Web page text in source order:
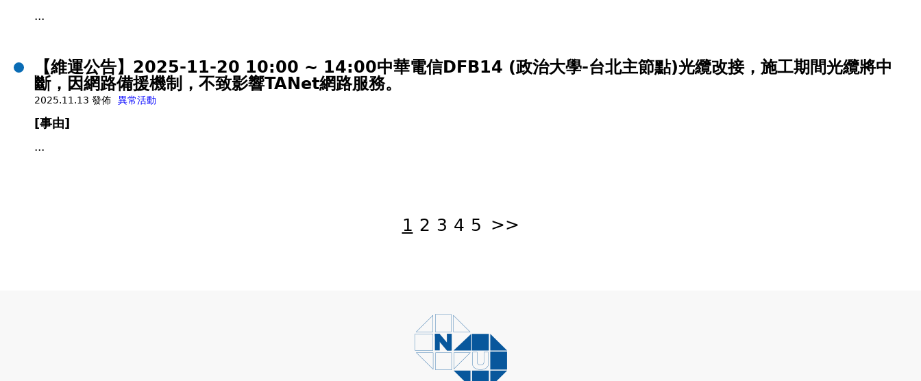
...
【維運公告】2025-11-20 10:00 ~ 14:00中華電信DFB14 (政治大學-台北主節點)光纜改接，施工期間光纜將中
斷，因網路備援機制，不致影響TANet網路服務。
2025.11.13 發佈 異常活動
[事由]
...
1 2 3 4 5 >>